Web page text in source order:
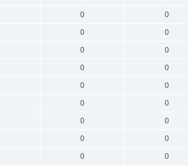
0 0
0 0
0 0
0 0
0 0
0 0
0 0
0 0
0 0